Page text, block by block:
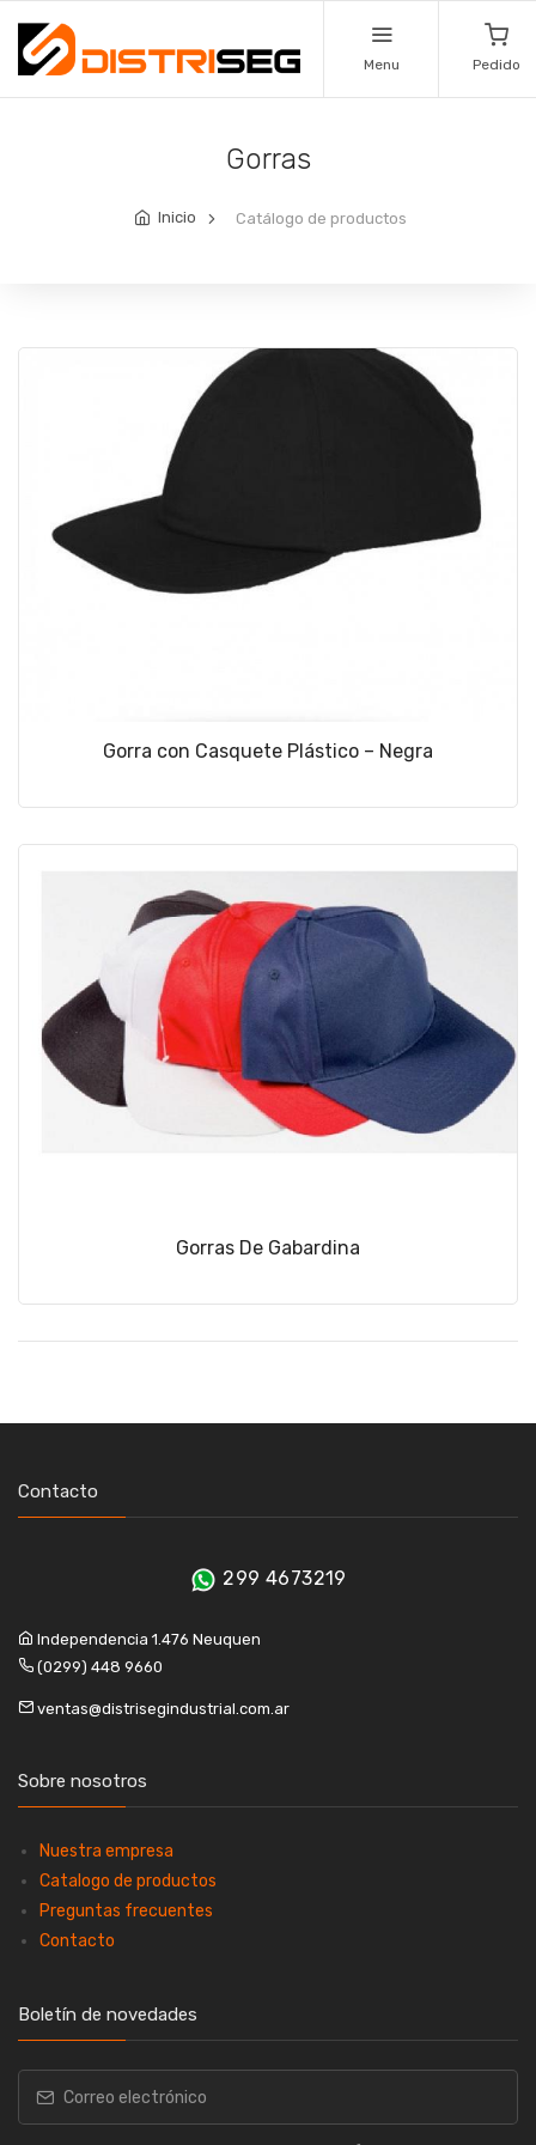
Menu Pedido
Gorras
Inicio Catálogo de productos
Gorra con Casquete Plástico – Negra
Gorras De Gabardina
Contacto
299 4673219
Independencia 1.476 Neuquen
(0299) 448 9660
ventas@distrisegindustrial.com.ar
Sobre nosotros
Nuestra empresa
Catalogo de productos
Preguntas frecuentes
Contacto
Boletín de novedades